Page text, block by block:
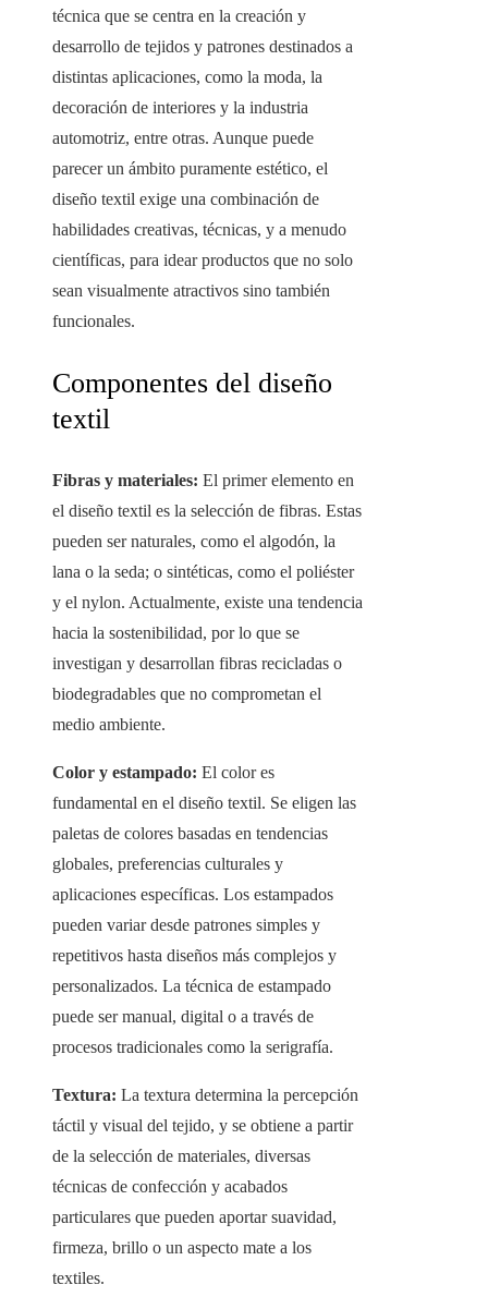
técnica que se centra en la creación y
desarrollo de tejidos y patrones destinados a
distintas aplicaciones, como la moda, la
decoración de interiores y la industria
automotriz, entre otras. Aunque puede
parecer un ámbito puramente estético, el
diseño textil exige una combinación de
habilidades creativas, técnicas, y a menudo
científicas, para idear productos que no solo
sean visualmente atractivos sino también
funcionales.
Componentes del diseño
textil
Fibras y materiales: El primer elemento en
el diseño textil es la selección de fibras. Estas
pueden ser naturales, como el algodón, la
lana o la seda; o sintéticas, como el poliéster
y el nylon. Actualmente, existe una tendencia
hacia la sostenibilidad, por lo que se
investigan y desarrollan fibras recicladas o
biodegradables que no comprometan el
medio ambiente.
Color y estampado: El color es
fundamental en el diseño textil. Se eligen las
paletas de colores basadas en tendencias
globales, preferencias culturales y
aplicaciones específicas. Los estampados
pueden variar desde patrones simples y
repetitivos hasta diseños más complejos y
personalizados. La técnica de estampado
puede ser manual, digital o a través de
procesos tradicionales como la serigrafía.
Textura: La textura determina la percepción
táctil y visual del tejido, y se obtiene a partir
de la selección de materiales, diversas
técnicas de confección y acabados
particulares que pueden aportar suavidad,
firmeza, brillo o un aspecto mate a los
textiles.